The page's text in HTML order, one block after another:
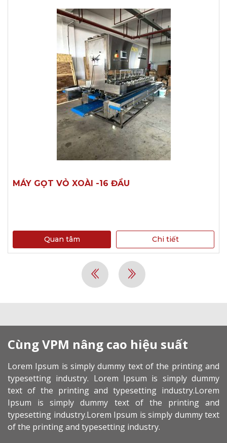
MÁY GỌT VỎ XOÀI -16 ĐẦU
Quan tâm Chi tiết
Cùng VPM nâng cao hiệu suất
Lorem Ipsum is simply dummy text of the printing and
typesetting industry. Lorem Ipsum is simply dummy
text of the printing and typesetting industry.Lorem
Ipsum is simply dummy text of the printing and
typesetting industry.Lorem Ipsum is simply dummy text
of the printing and typesetting industry.